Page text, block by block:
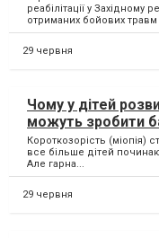
реабілітації у Західному
отриманих бойових травм
29 червня
Чому у дітей
можуть зробити
Короткозорість (міопія)
все більше дітей
Але гарна...
29 червня